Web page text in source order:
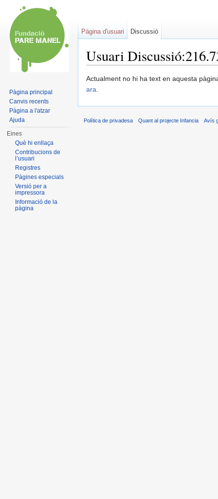
Usuari
Actualment no hi ha text en aquesta
ara.
Pàgina d'usuari Discussió
Pàgina principal
Canvis recents
Pàgina a l'atzar
Ajuda
Eines
Què hi enllaça
Contribucions de
l’usuari
Registres
Pàgines especials
Versió per a
impressora
Informació de la
pàgina
Política de privadesa Quant al projecte Infancia Avís